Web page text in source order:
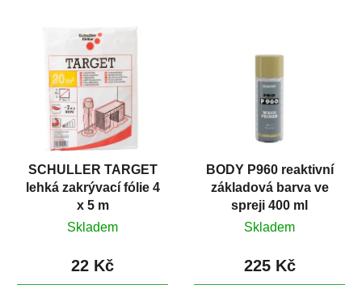
SCHULLER TARGET
lehká zakrývací fólie 4
x 5 m
Skladem
22 Kč
BODY P960 reaktivní
základová barva ve
spreji 400 ml
Skladem
225 Kč